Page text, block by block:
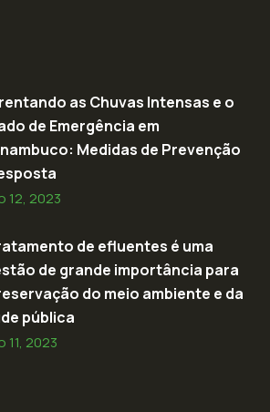
as Chuvas Intensas e o
de Emergência em
Medidas de Prevenção
12, 2023
de efluentes é uma
de grande importância para
do meio ambiente e da
pública
11, 2023